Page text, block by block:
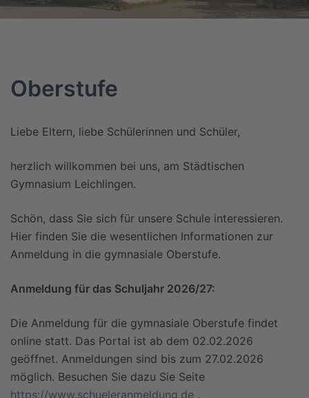
Oberstufe
Liebe Eltern, liebe Schülerinnen und Schüler,
herzlich willkommen bei uns, am Städtischen
Gymnasium Leichlingen.
Schön, dass Sie sich für unsere Schule interessieren.
Hier finden Sie die wesentlichen Informationen zur
Anmeldung in die gymnasiale Oberstufe.
Anmeldung für das Schuljahr 2026/27:
Die Anmeldung für die gymnasiale Oberstufe findet
online statt. Das Portal ist ab dem 02.02.2026
geöffnet. Anmeldungen sind bis zum 27.02.2026
möglich. Besuchen Sie dazu Sie Seite
https://www.schueleranmeldung.de .